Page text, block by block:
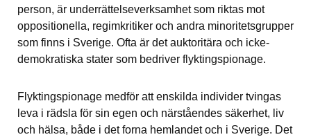
person, är underrättelseverksamhet som riktas mot
oppositionella, regimkritiker och andra minoritetsgrupper
som finns i Sverige. Ofta är det auktoritära och icke-
demokratiska stater som bedriver flyktingspionage.
Flyktingspionage medför att enskilda individer tvingas
leva i rädsla för sin egen och närståendes säkerhet, liv
och hälsa, både i det forna hemlandet och i Sverige. Det